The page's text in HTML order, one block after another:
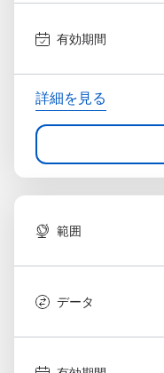
有効期間
詳細を見る
範囲
データ